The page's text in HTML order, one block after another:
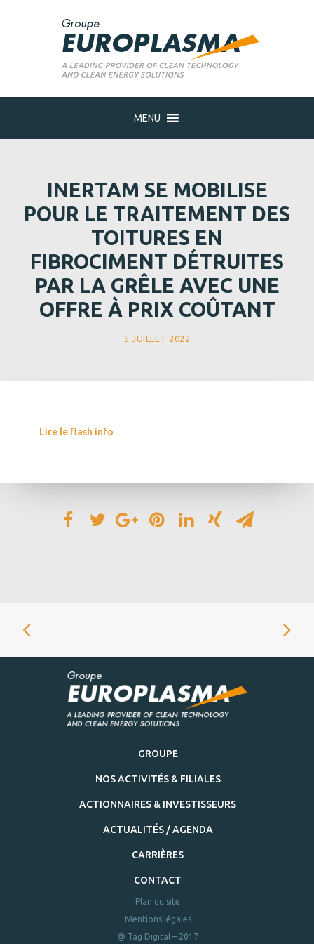
MENU
INERTAM SE MOBILISE
POUR LE TRAITEMENT DES
TOITURES EN
FIBROCIMENT DÉTRUITES
PAR LA GRÊLE AVEC UNE
OFFRE À PRIX COÛTANT
5 JUILLET 2022
Lire le flash info
GROUPE
NOS ACTIVITÉS & FILIALES
ACTIONNAIRES & INVESTISSEURS
ACTUALITÉS / AGENDA
CARRIÈRES
CONTACT
Plan du site
Mentions légales
@ Tag Digital – 2017